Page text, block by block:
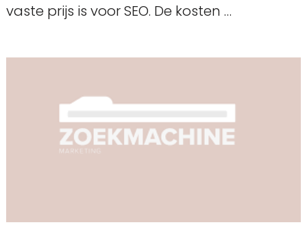
vaste prijs is voor SEO. De kosten …